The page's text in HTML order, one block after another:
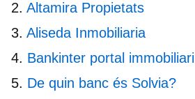
Altamira Propietats
Aliseda Inmobiliaria
Bankinter portal immobiliari
De quin banc és Solvia?